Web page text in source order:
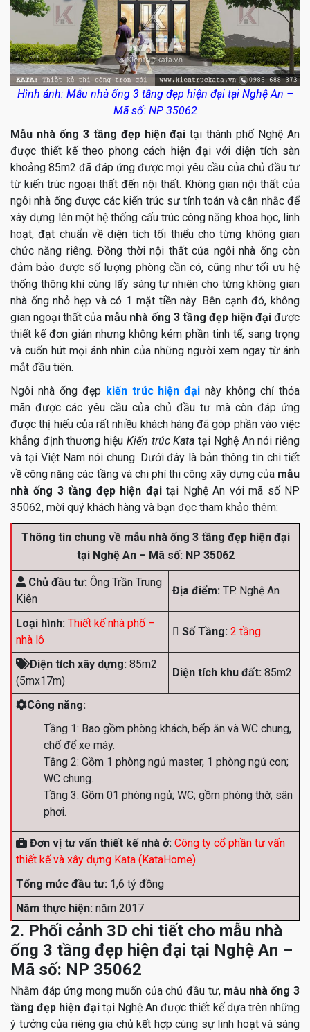
Hình ảnh: Mẫu nhà ống 3 tầng đẹp hiện đại tại Nghệ An –
Mã số: NP 35062
Mẫu nhà ống 3 tầng đẹp hiện đại tại thành phố Nghệ An
được thiết kế theo phong cách hiện đại với diện tích sàn
khoảng 85m2 đã đáp ứng được mọi yêu cầu của chủ đầu tư
từ kiến trúc ngoại thất đến nội thất. Không gian nội thất của
ngôi nhà ống được các kiến trúc sư tính toán và cân nhắc để
xây dựng lên một hệ thống cấu trúc công năng khoa học, linh
hoạt, đạt chuẩn về diện tích tối thiểu cho từng không gian
chức năng riêng. Đồng thời nội thất của ngôi nhà ống còn
đảm bảo được số lượng phòng cần có, cũng như tối ưu hệ
thống thông khí cùng lấy sáng tự nhiên cho từng không gian
nhà ống nhỏ hẹp và có 1 mặt tiền này. Bên cạnh đó, không
gian ngoại thất của mẫu nhà ống 3 tầng đẹp hiện đạiđược
thiết kế đơn giản nhưng không kém phần tinh tế, sang trọng
và cuốn hút mọi ánh nhìn của những người xem ngay từ ánh
mắt đầu tiên.
Ngôi nhà ống đẹp kiến trúc hiện đại này không chỉ thỏa
mãn được các yêu cầu của chủ đầu tư mà còn đáp ứng
được thị hiếu của rất nhiều khách hàng đã góp phần vào việc
khẳng định thương hiệu Kiến trúc Kata tại Nghệ An nói riêng
và tại Việt Nam nói chung. Dưới đây là bản thông tin chi tiết
về công năng các tầng và chi phí thi công xây dựng của mẫu
nhà ống 3 tầng đẹp hiện đạitại Nghệ An với mã số NP
35062, mời quý khách hàng và bạn đọc tham khảo thêm:
Thông tin chung về mẫu nhà ống 3 tầng đẹp hiện đại
tại Nghệ An – Mã số: NP 35062
Chủ đầu tư: Ông Trần Trung
Kiên
Địa điểm: TP. Nghệ An
Loại hình: Thiết kế nhà phố –
nhà lô
Số Tầng: 2 tầng
Diện tích xây dựng: 85m2
(5mx17m)
Diện tích khu đất: 85m2
Công năng:
Tầng 1: Bao gồm phòng khách, bếp ăn và WC chung,
chố để xe máy.
Tầng 2: Gồm 1 phòng ngủ master, 1 phòng ngủ con;
WC chung.
Tầng 3: Gồm 01 phòng ngủ; WC; gồm phòng thờ; sân
phơi.
Đơn vị tư vấn thiết kế nhà ở: Công ty cổ phần tư vấn
thiết kế và xây dựng Kata (KataHome)
Tổng mức đầu tư: 1,6 tỷ đồng
Năm thực hiện: năm 2017
2. Phối cảnh 3D chi tiết cho mẫu nhà
ống 3 tầng đẹp hiện đại tại Nghệ An –
Mã số: NP 35062
Nhằm đáp ứng mong muốn của chủ đầu tư, mẫu nhà ống 3
tầng đẹp hiện đạitại Nghệ An được thiết kế dựa trên những
ý tưởng của riêng gia chủ kết hợp cùng sự linh hoạt và sáng